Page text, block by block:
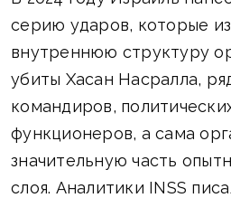
серию ударов, которые
внутреннюю структуру
убиты Хасан Насралла,
командиров,
функционеров, а сама
значительную часть
слоя. Аналитики INSS